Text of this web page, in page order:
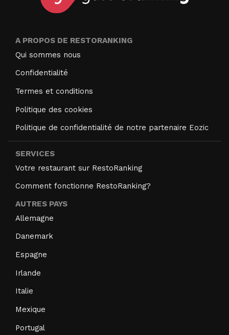
A PROPOS DE RESTORANKING
Qui sommes nous
Confidentialité
Termes et conditions
Politique des cookies
Politique de confidentialité de notre partenaire Eozic
SERVICES
Votre restaurant sur RestoRanking
Comment fonctionne RestoRanking?
AUTRES PAYS
Allemagne
Danemark
Espagne
Irlande
Italie
Mexique
Portugal